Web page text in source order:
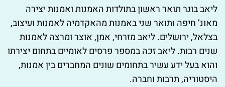
ליאב בוגר תואר ראשון בתולדות האמנות ואמנות יצירה
מאונ’ חיפה ותואר שני באמנות מהאקדמיה לאמנות ועיצוב,
בצלאל, ירושלים. ליאב מזרחי, אמן, אוצר ומרצה לאמנות
שנים רבות. ליאב זכה במספר פרסים לאומיים בתחום יצירתו
והוא בעל ידע עשיר בתחומים שונים המחברים בין אמנות,
היסטוריה, תרבות וחברה.